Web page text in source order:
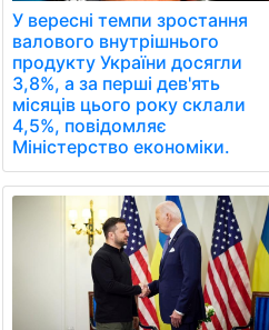
У вересні темпи зростання
валового внутрішнього
продукту України досягли
3,8%, а за перші дев'ять
місяців цього року склали
4,5%, повідомляє
Міністерство економіки.